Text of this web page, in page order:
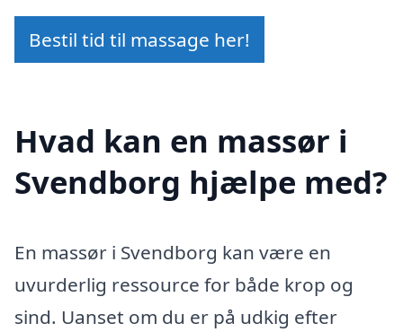
Bestil tid til massage her!
Hvad kan en massør i
Svendborg hjælpe med?
En massør i Svendborg kan være en
uvurderlig ressource for både krop og
sind. Uanset om du er på udkig efter